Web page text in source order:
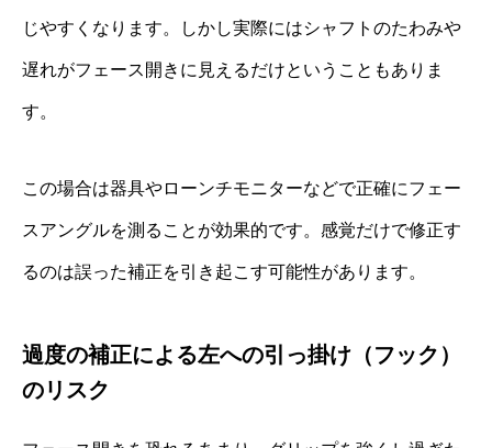
じやすくなります。しかし実際にはシャフトのたわみや
遅れがフェース開きに見えるだけということもありま
す。
この場合は器具やローンチモニターなどで正確にフェー
スアングルを測ることが効果的です。感覚だけで修正す
るのは誤った補正を引き起こす可能性があります。
過度の補正による左への引っ掛け（フック）
のリスク